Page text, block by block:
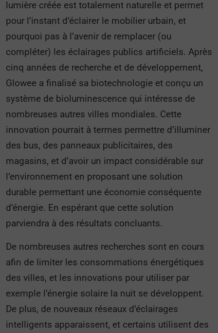
lumière créée est totalement naturelle et permet
pour l’instant d’éclairer le mobilier urbain, et
pourquoi pas à l’avenir de remplacer (ou
compléter) les éclairages publics artificiels. Après
cinq années de recherche et de développement,
Glowee a finalisé sa biotechnologie et conçu un
système de bioluminescence qui intéresse de
nombreuses autres villes mondiales. Cette
innovation pourrait à termes permettre d’illuminer
des bus, des panneaux publicitaires, des
magasins, et d’avoir un impact considérable sur
l’environnement en proposant une solution
durable permettant une économie conséquente
d’énergie. En espérant que cette solution
parviendra à des résultats concluants.
De nombreuses autres recherches sont en cours
afin de limiter les consommations énergétiques
des villes, et les innovations pour utiliser par
exemple l’énergie solaire la nuit se développent.
De plus, de nouveaux réseaux d’éclairages
intelligents apparaissent, et certains utilisent des